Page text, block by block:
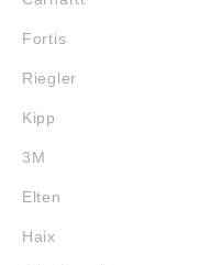
Fortis
Riegler
Kipp
3M
Elten
Haix